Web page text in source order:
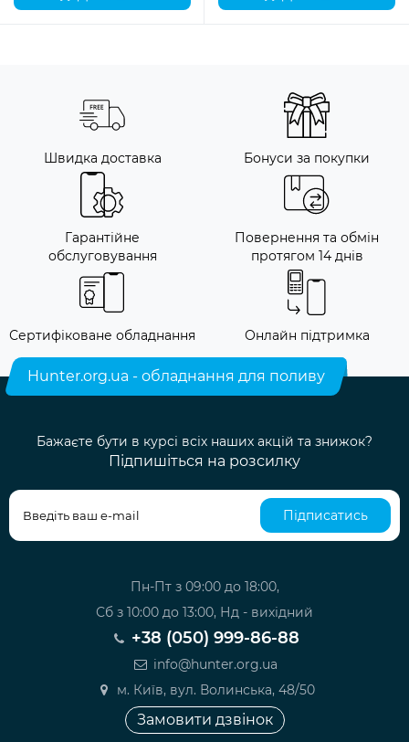
Швидка доставка Бонуси за покупки
Гарантійне
обслуговування
Повернення та обмін
протягом 14 днів
Сертифіковане обладнання Онлайн підтримка
Hunter.org.ua - обладнання для поливу
Бажаєте бути в курсі всіх наших акцій та знижок?
Підпишіться на розсилку
Підписатись
Пн-Пт з 09:00 до 18:00,
Сб з 10:00 до 13:00, Нд - вихідний
+38 (050) 999-86-88
info@hunter.org.ua
м. Київ, вул. Волинська, 48/50
Замовити дзвінок